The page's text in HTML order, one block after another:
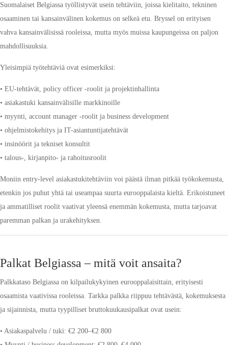
Suomalaiset Belgiassa työllistyvät usein tehtäviin, joissa kielitaito, tekninen
osaaminen tai kansainvälinen kokemus on selkeä etu. Bryssel on erityisen
vahva kansainvälisissä rooleissa, mutta myös muissa kaupungeissa on paljon
mahdollisuuksia.
Yleisimpiä työtehtäviä ovat esimerkiksi:
• EU-tehtävät, policy officer -roolit ja projektinhallinta
• asiakastuki kansainvälisille markkinoille
• myynti, account manager -roolit ja business development
• ohjelmistokehitys ja IT-asiantuntijatehtävät
• insinöörit ja tekniset konsultit
• talous-, kirjanpito- ja rahoitusroolit
Moniin entry-level asiakastukitehtäviin voi päästä ilman pitkää työkokemusta,
etenkin jos puhut yhtä tai useampaa suurta eurooppalaista kieltä. Erikoistuneet
ja ammatilliset roolit vaativat yleensä enemmän kokemusta, mutta tarjoavat
paremman palkan ja urakehityksen.
Palkat Belgiassa – mitä voit ansaita?
Palkkataso Belgiassa on kilpailukykyinen eurooppalaisittain, erityisesti
osaamista vaativissa rooleissa. Tarkka palkka riippuu tehtävästä, kokemuksesta
ja sijainnista, mutta tyypilliset bruttokuukausipalkat ovat usein:
• Asiakaspalvelu / tuki: €2 200–€2 800